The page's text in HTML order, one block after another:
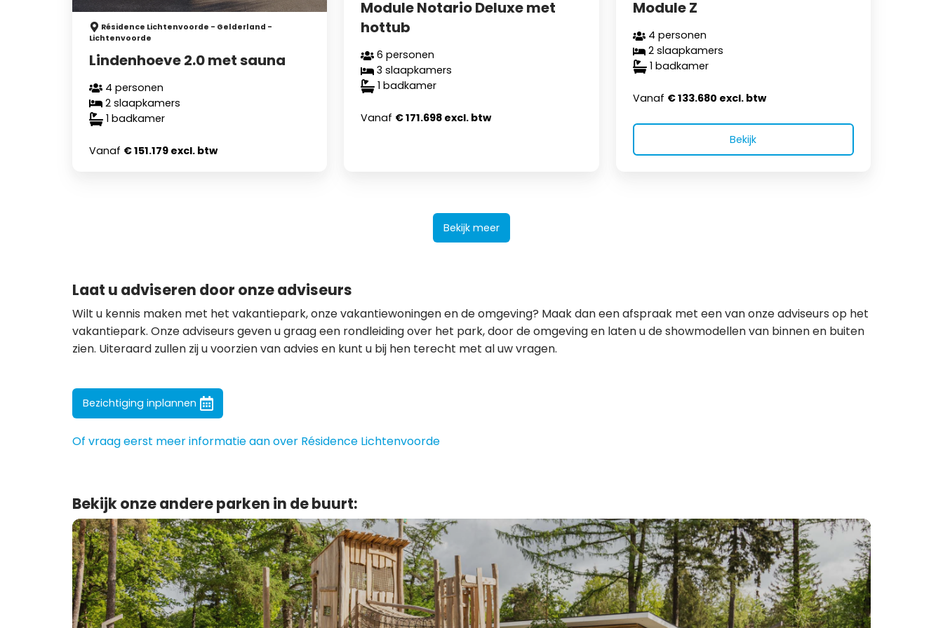
Résidence Lichtenvoorde - Gelderland -
Lichtenvoorde
Lindenhoeve 2.0 met sauna
4 personen
2 slaapkamers
1 badkamer
Vanaf € 151.179 excl. btw
Module Notario Deluxe met
hottub
6 personen
3 slaapkamers
1 badkamer
Vanaf € 171.698 excl. btw
Module Z
4 personen
2 slaapkamers
1 badkamer
Vanaf € 133.680 excl. btw
Bekijk
Bekijk meer
Laat u adviseren door onze adviseurs
Wilt u kennis maken met het vakantiepark, onze vakantiewoningen en de omgeving? Maak dan een afspraak met een van onze adviseurs op het
vakantiepark. Onze adviseurs geven u graag een rondleiding over het park, door de omgeving en laten u de showmodellen van binnen en buiten
zien. Uiteraard zullen zij u voorzien van advies en kunt u bij hen terecht met al uw vragen.
Bezichtiging inplannen
Of vraag eerst meer informatie aan over Résidence Lichtenvoorde
Bekijk onze andere parken in de buurt:
Bospark
Ede